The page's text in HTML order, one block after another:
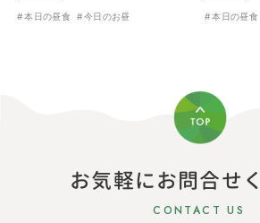
本日の昼食 今日のお昼 本日の昼食
お気軽にお問合せ
CONTACT US